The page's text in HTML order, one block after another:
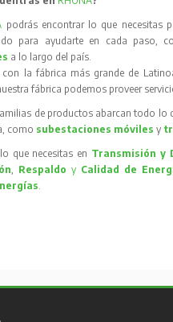
podrás encontrar lo que necesitas
para ayudarte en cada paso,
a lo largo del país.
con la fábrica más grande de
fábrica podemos proveer
de productos abarcan todo lo
como subestaciones móvilesy
que necesitas en Transmisión y
, Respaldo y Calidad de
.